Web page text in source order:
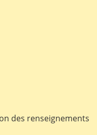
des renseignements